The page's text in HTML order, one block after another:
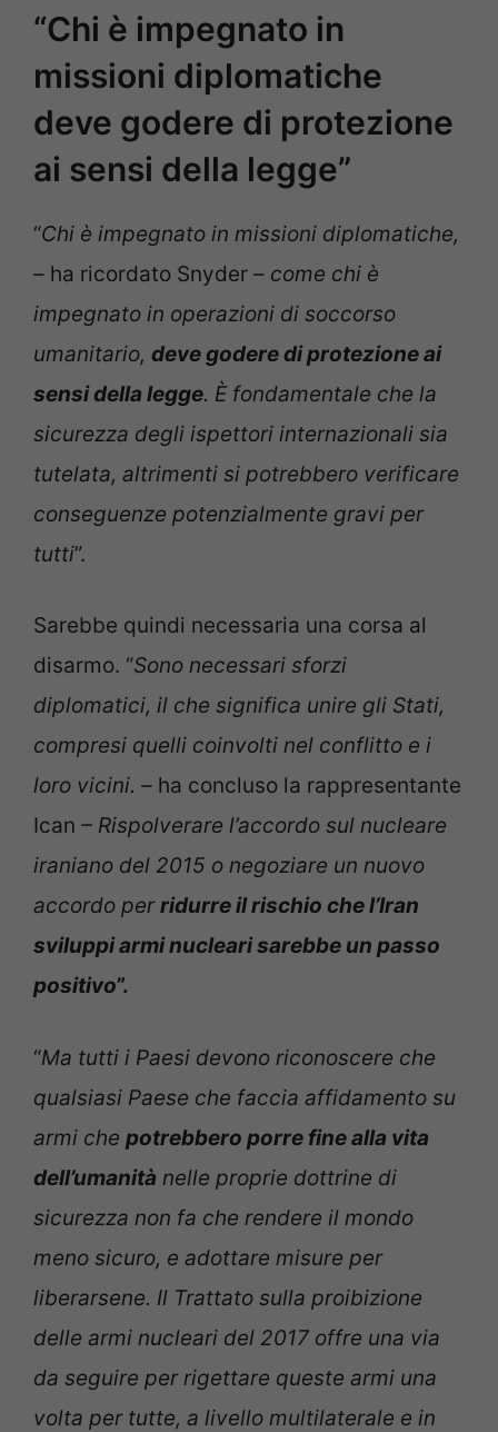
“Chi è impegnato in
missioni diplomatiche
deve godere di protezione
ai sensi della legge”
“Chi è impegnato in missioni diplomatiche,
– ha ricordato Snyder – come chi è
impegnato in operazioni di soccorso
umanitario, deve godere di protezione ai
sensi della legge. È fondamentale che la
sicurezza degli ispettori internazionali sia
tutelata, altrimenti si potrebbero verificare
conseguenze potenzialmente gravi per
tutti”.
Sarebbe quindi necessaria una corsa al
disarmo. “Sono necessari sforzi
diplomatici, il che significa unire gli Stati,
compresi quelli coinvolti nel conflitto e i
loro vicini. – ha concluso la rappresentante
Ican – Rispolverare l’accordo sul nucleare
iraniano del 2015 o negoziare un nuovo
accordo perridurre il rischio che l’Iran
sviluppi armi nucleari sarebbe un passo
positivo”.
“Ma tutti i Paesi devono riconoscere che
qualsiasi Paese che faccia affidamento su
armi che potrebbero porre fine alla vita
dell’umanità nelle proprie dottrine di
sicurezza non fa che rendere il mondo
meno sicuro, e adottare misure per
liberarsene. Il Trattato sulla proibizione
delle armi nucleari del 2017 offre una via
da seguire per rigettare queste armi una
volta per tutte, a livello multilaterale e in